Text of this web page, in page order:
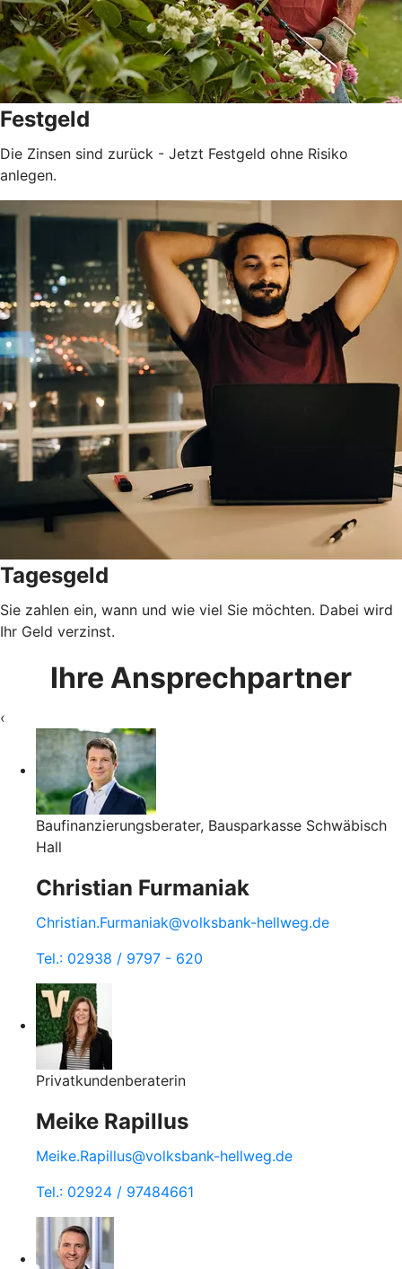
Festgeld
Die Zinsen sind zurück - Jetzt Festgeld ohne Risiko
anlegen.
Tagesgeld
Sie zahlen ein, wann und wie viel Sie möchten. Dabei wird
Ihr Geld verzinst.
Ihre Ansprechpartner
‹
Baufinanzierungsberater, Bausparkasse Schwäbisch
Hall
Christian Furmaniak
Christian.Furmaniak@volksbank-hellweg.de
Tel.: 02938 / 9797 - 620
Privatkundenberaterin
Meike Rapillus
Meike.Rapillus@volksbank-hellweg.de
Tel.: 02924 / 97484661